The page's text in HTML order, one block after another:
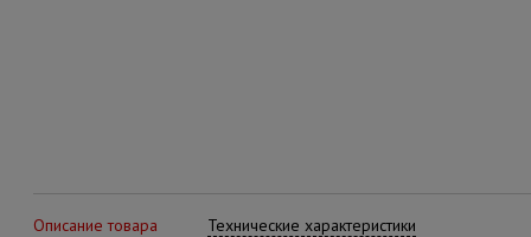
Описание товара Технические характеристики